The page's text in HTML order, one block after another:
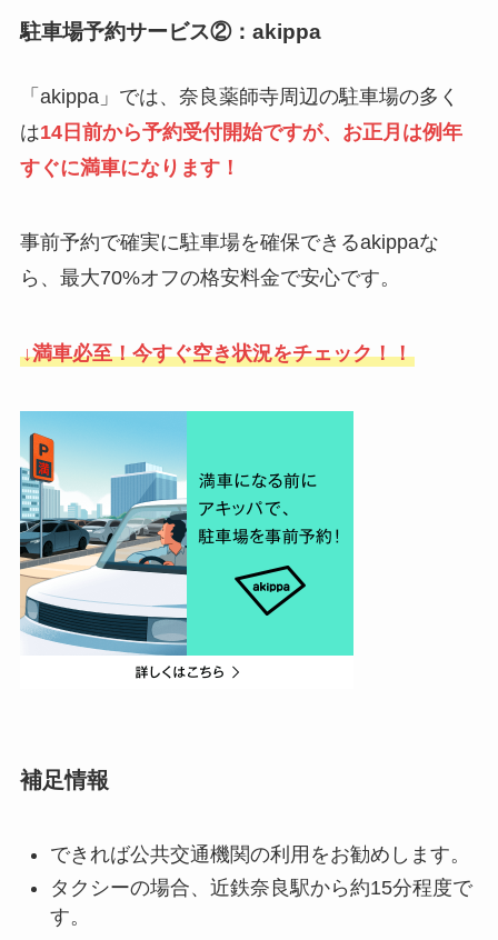
駐車場予約サービス②：akippa
「akippa」では、奈良薬師寺周辺の駐車場の多く
は14日前から予約受付開始ですが、お正月は例年
すぐに満車になります！
事前予約で確実に駐車場を確保できるakippaな
ら、最大70%オフの格安料金で安心です。
↓満車必至！今すぐ空き状況をチェック！！
補足情報
できれば公共交通機関の利用をお勧めします。
タクシーの場合、近鉄奈良駅から約15分程度で
す。